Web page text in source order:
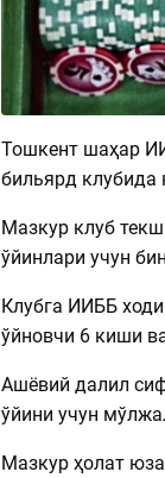
Тошкент шаҳар
бильярд клубида
Мазкур клуб
ўйинлари учун
Клубга ИИББ
ўйновчи 6 киши
Ашёвий далил
ўйини учун
Мазкур ҳолат